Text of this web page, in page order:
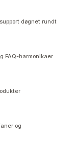
døgnet rundt
FAQ-harmonikaer
og